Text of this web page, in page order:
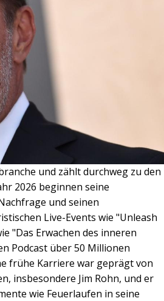
und zählt durchweg zu den
2026 beginnen seine
und seinen
Live-Events wie "Unleash
"Das Erwachen des inneren
Podcast über 50 Millionen
frühe Karriere war geprägt von
insbesondere Jim Rohn, und er
wie Feuerlaufen in seine